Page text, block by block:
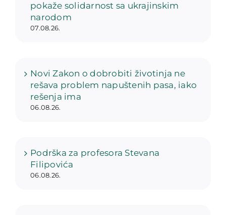
pokaže solidarnost sa ukrajinskim
narodom
07.08.26.
Novi Zakon o dobrobiti životinja ne
rešava problem napuštenih pasa, iako
rešenja ima
06.08.26.
Podrška za profesora Stevana
Filipovića
06.08.26.